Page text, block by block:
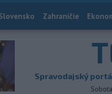
Zahraničie
Spravodajský
Sobota